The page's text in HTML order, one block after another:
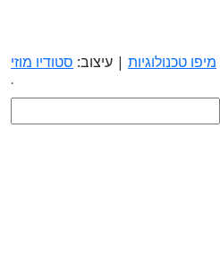
מיפו טכנולוגיות | עיצוב: סטודיו מוזי
.